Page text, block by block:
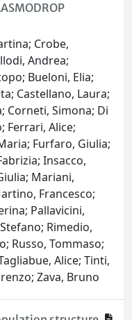
Crobe,
Andrea;
Bueloni, Elia;
Castellano, Laura;
Corneti, Simona; Di
Ferrari, Alice;
Furfaro, Giulia;
Insacco,
Mariani,
Francesco;
Pallavicini,
Rimedio,
Russo, Tommaso;
Alice; Tinti,
Zava, Bruno